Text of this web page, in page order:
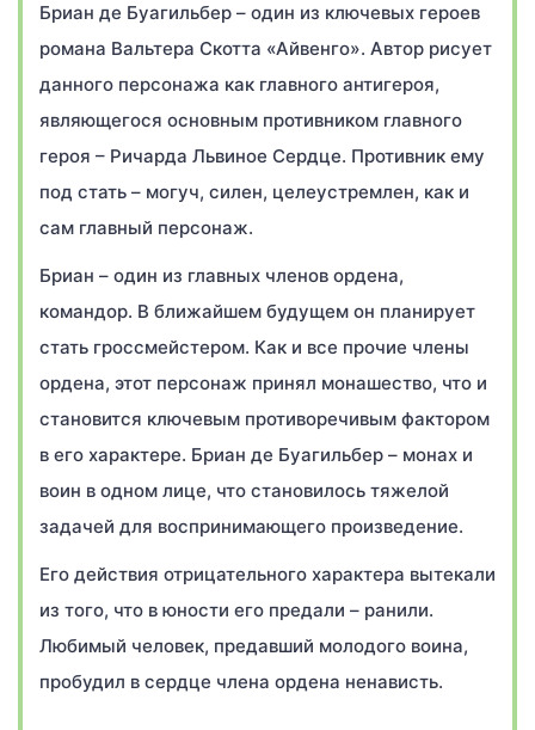
Бриан де Буагильбер – один из ключевых героев
романа Вальтера Скотта «Айвенго». Автор рисует
данного персонажа как главного антигероя,
являющегося основным противником главного
героя – Ричарда Львиное Сердце. Противник ему
под стать – могуч, силен, целеустремлен, как и
сам главный персонаж.
Бриан – один из главных членов ордена,
командор. В ближайшем будущем он планирует
стать гроссмейстером. Как и все прочие члены
ордена, этот персонаж принял монашество, что и
становится ключевым противоречивым фактором
в его характере. Бриан де Буагильбер – монах и
воин в одном лице, что становилось тяжелой
задачей для воспринимающего произведение.
Его действия отрицательного характера вытекали
из того, что в юности его предали – ранили.
Любимый человек, предавший молодого воина,
пробудил в сердце члена ордена ненависть.